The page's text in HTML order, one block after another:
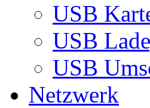
USB
USB
USB
Netzwerk